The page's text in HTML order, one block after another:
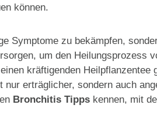
können.
Symptome zu bekämpfen,
um den Heilungsprozess
kräftigenden
nur erträglicher, sondern auch
Bronchitis Tipps kennen, mit